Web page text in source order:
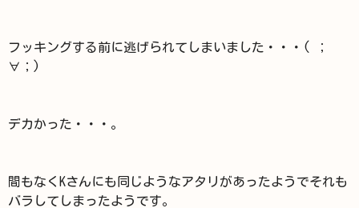
フッキングする前に逃げられてしまいました・・・( ；
∀；)
デカかった・・・。
間もなくKさんにも同じようなアタリがあったようでそれも
バラしてしまったようです。